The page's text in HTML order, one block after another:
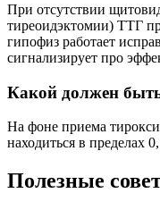
При отсутствии
тиреоидэктомии) ТТГ
гипофиз работает
сигнализирует про
Какой должен
На фоне приема
находиться в
Полезные